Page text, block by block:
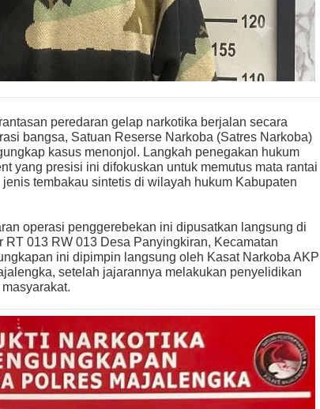
peredaran gelap narkotika berjalan secara
bangsa, Satuan Reserse Narkoba (Satres Narkoba)
kasus menonjol. Langkah penegakan hukum
yang presisi ini difokuskan untuk memutus mata rantai
tembakau sintetis di wilayah hukum Kabupaten
operasi penggerebekan ini dipusatkan langsung di
013 RW 013 Desa Panyingkiran, Kecamatan
ini dipimpin langsung oleh Kasat Narkoba AKP
setelah jajarannya melakukan penyelidikan